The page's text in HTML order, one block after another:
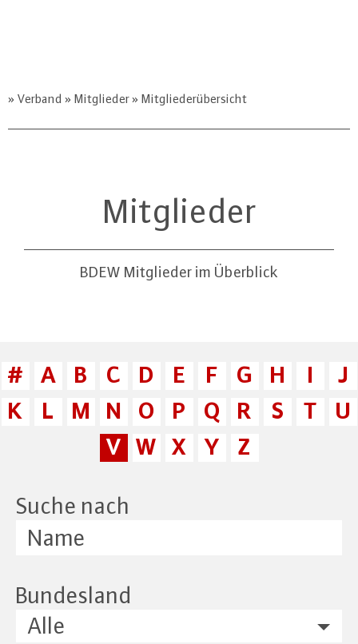
Verband Mitglieder Mitgliederübersicht
Mit­glie­der
BDEW Mitglieder im Überblick
# A B C D E F G H I
J
K
L M N O P Q R S T
U
V W X Y Z
Suche nach
Bundesland
Alle